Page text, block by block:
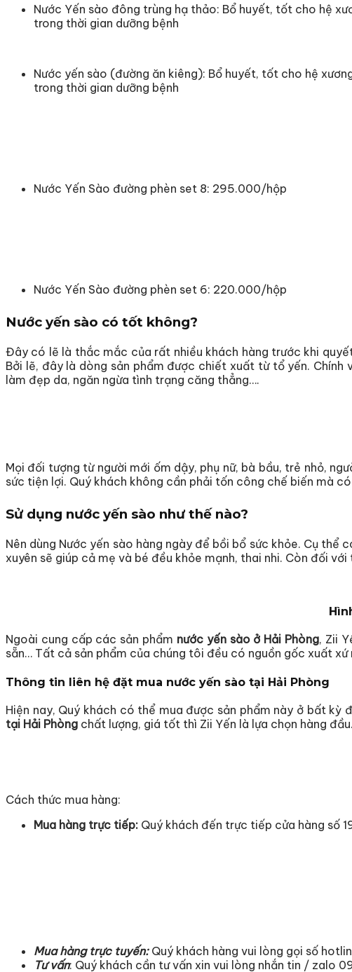
Nước Yến sào đông trùng hạ thảo: Bổ huyết, tốt cho hệ
trong thời gian dưỡng bệnh
Nước yến sào (đường ăn kiêng): Bổ huyết, tốt cho hệ
trong thời gian dưỡng bệnh
Nước Yến Sào đường phèn set 8: 295.000/hộp
Nước Yến Sào đường phèn set 6: 220.000/hộp
Nước yến sào có tốt không?
Đây có lẽ là thắc mắc của rất nhiều khách hàng trước khi
Bởi lẽ, đây là dòng sản phẩm được chiết xuất từ tổ yến.
làm đẹp da, ngăn ngừa tình trạng căng thẳng….
Mọi đối tượng từ người mới ốm dậy, phụ nữ, bà bầu, trẻ nhỏ,
sức tiện lợi. Quý khách không cần phải tốn công chế biến mà
Sử dụng nước yến sào như thế nào?
Nên dùng Nước yến sào hàng ngày để bồi bổ sức khỏe. Cụ
xuyên sẽ giúp cả mẹ và bé đều khỏe mạnh, thai nhi. Còn đối
Ngoài cung cấp các sản phẩm nước yến sào ở Hải Phòng, Zii
sẵn… Tất cả sản phẩm của chúng tôi đều có nguồn gốc xuất
Thông tin liên hệ đặt mua nước yến sào tại Hải Phòng
Hiện nay, Quý khách có thể mua được sản phẩm này ở bất kỳ
tại Hải Phòng chất lượng, giá tốt thì Zii Yến là lựa chọn hàng
Cách thức mua hàng:
Mua hàng trực tiếp: Quý khách đến trực tiếp cửa hàng số
Mua hàng trực tuyến:Quý khách hàng vui lòng gọi số
Tư vấn: Quý khách cần tư vấn xin vui lòng nhắn tin / zalo